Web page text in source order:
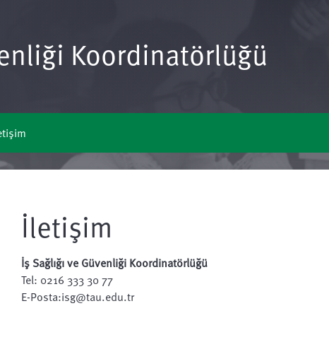
Koordinatörlüğü
İletişim
İş Sağlığı ve Güvenliği Koordinatörlüğü
Tel: 0216 333 30 77
E-Posta:isg@tau.edu.tr